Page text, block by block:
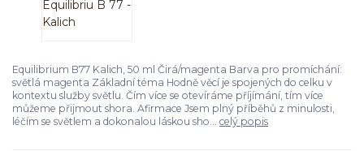
Equilibrium B77 Kalich, 50 ml Čirá/magenta Barva pro promíchání:
světlá magenta Základní téma Hodně věcí je spojených do celku v
kontextu služby světlu. Čím více se otevíráme příjímání, tím více
můžeme přijmout shora. Afirmace Jsem plný příběhů z minulosti,
léčím se světlem a dokonalou láskou sho... celý popis